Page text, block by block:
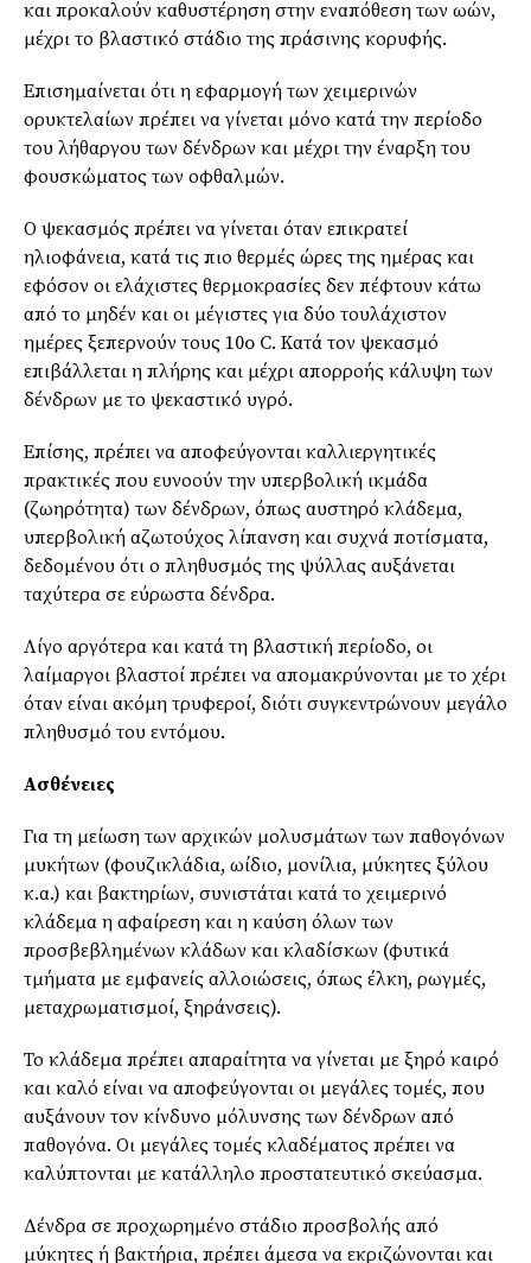
και προκαλούν καθυστέρηση στην εναπόθεση των ωών,
μέχρι το βλαστικό στάδιο της πράσινης κορυφής.
Επισημαίνεται ότι η εφαρμογή των χειμερινών
ορυκτελαίων πρέπει να γίνεται μόνο κατά την περίοδο
του λήθαργου των δένδρων και μέχρι την έναρξη του
φουσκώματος των οφθαλμών.
Ο ψεκασμός πρέπει να γίνεται όταν επικρατεί
ηλιοφάνεια, κατά τις πιο θερμές ώρες της ημέρας και
εφόσον οι ελάχιστες θερμοκρασίες δεν πέφτουν κάτω
από το μηδέν και οι μέγιστες για δύο τουλάχιστον
ημέρες ξεπερνούν τους 10o C. Κατά τον ψεκασμό
επιβάλλεται η πλήρης και μέχρι απορροής κάλυψη των
δένδρων με το ψεκαστικό υγρό.
Επίσης, πρέπει να αποφεύγονται καλλιεργητικές
πρακτικές που ευνοούν την υπερβολική ικμάδα
(ζωηρότητα) των δένδρων, όπως αυστηρό κλάδεμα,
υπερβολική αζωτούχος λίπανση και συχνά ποτίσματα,
δεδομένου ότι ο πληθυσμός της ψύλλας αυξάνεται
ταχύτερα σε εύρωστα δένδρα.
Λίγο αργότερα και κατά τη βλαστική περίοδο, οι
λαίμαργοι βλαστοί πρέπει να απομακρύνονται με το χέρι
όταν είναι ακόμη τρυφεροί, διότι συγκεντρώνουν μεγάλο
πληθυσμό του εντόμου.
Ασθένειες
Για τη μείωση των αρχικών μολυσμάτων των παθογόνων
μυκήτων (φουζικλάδια, ωίδιο, μονίλια, μύκητες ξύλου
κ.α.) και βακτηρίων, συνιστάται κατά το χειμερινό
κλάδεμα η αφαίρεση και η καύση όλων των
προσβεβλημένων κλάδων και κλαδίσκων (φυτικά
τμήματα με εμφανείς αλλοιώσεις, όπως έλκη, ρωγμές,
μεταχρωματισμοί, ξηράνσεις).
Το κλάδεμα πρέπει απαραίτητα να γίνεται με ξηρό καιρό
και καλό είναι να αποφεύγονται οι μεγάλες τομές, που
αυξάνουν τον κίνδυνο μόλυνσης των δένδρων από
παθογόνα. Οι μεγάλες τομές κλαδέματος πρέπει να
καλύπτονται με κατάλληλο προστατευτικό σκεύασμα.
Δένδρα σε προχωρημένο στάδιο προσβολής από
μύκητες ή βακτήρια, πρέπει άμεσα να εκριζώνονται και